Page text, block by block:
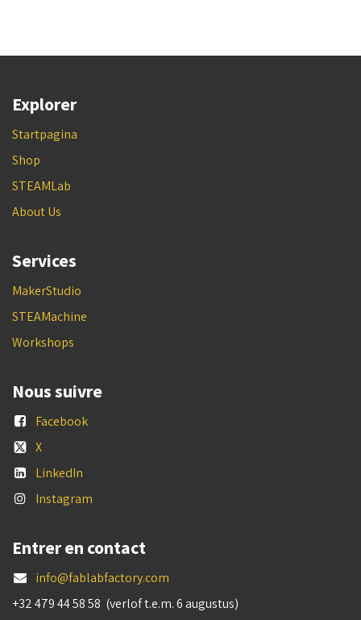
Explorer
Startpagina
Shop
STEAMLab
About Us
Services
MakerStudio
STEAMachine
Workshops
Nous suivre
Facebook
X
LinkedIn
Instagram
Entrer en contact
info@fablabfactory.com
+32 479 44 58 58 (verlof t.e.m. 6 augustus)